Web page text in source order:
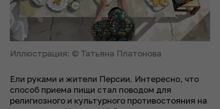
Иллюстрация: © Татьяна Платонова
Ели руками и жители Персии. Интересно, что
способ приема пищи стал поводом для
религиозного и культурного противостояния на